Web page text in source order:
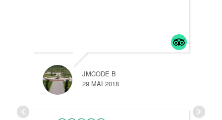
JMCODE B
29 MAI 2018